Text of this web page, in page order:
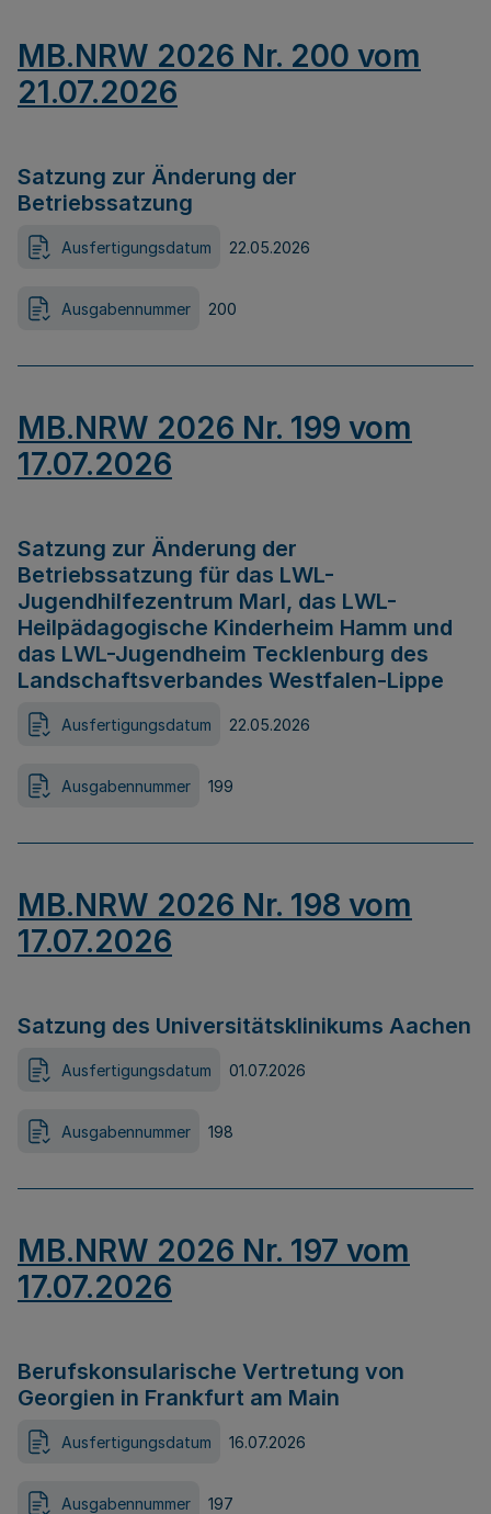
MB.NRW 2026 Nr. 200 vom
21.07.2026
Satzung zur Änderung der
Betriebssatzung
Ausfertigungsdatum 22.05.2026
Ausgabennummer 200
MB.NRW 2026 Nr. 199 vom
17.07.2026
Satzung zur Änderung der
Betriebssatzung für das LWL-
Jugendhilfezentrum Marl, das LWL-
Heilpädagogische Kinderheim Hamm und
das LWL-Jugendheim Tecklenburg des
Landschaftsverbandes Westfalen-Lippe
Ausfertigungsdatum 22.05.2026
Ausgabennummer 199
MB.NRW 2026 Nr. 198 vom
17.07.2026
Satzung des Universitätsklinikums Aachen
Ausfertigungsdatum 01.07.2026
Ausgabennummer 198
MB.NRW 2026 Nr. 197 vom
17.07.2026
Berufskonsularische Vertretung von
Georgien in Frankfurt am Main
Ausfertigungsdatum 16.07.2026
Ausgabennummer 197